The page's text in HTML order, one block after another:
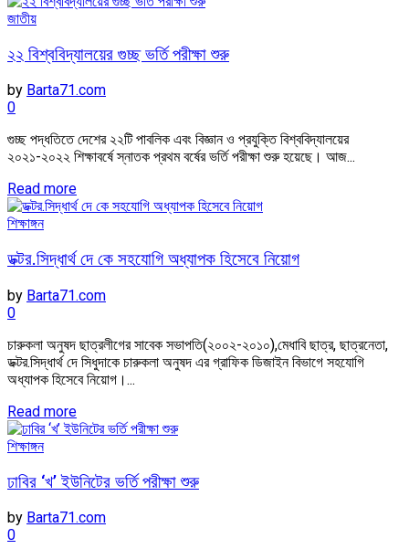
জাতীয়
২২ বিশ্ববিদ্যালয়ের গুচ্ছ ভর্তি পরীক্ষা শুরু
by Barta71.com
0
গুচ্ছ পদ্ধতিতে দেশের ২২টি পাবলিক এবং বিজ্ঞান ও প্রযুক্তি বিশ্ববিদ্যালয়ের
২০২১-২০২২ শিক্ষাবর্ষে স্নাতক প্রথম বর্ষের ভর্তি পরীক্ষা শুরু হয়েছে। আজ...
Read more
শিক্ষাঙ্গন
ডক্টর.সিদ্ধার্থ দে কে সহযোগি অধ্যাপক হিসেবে নিয়োগ
by Barta71.com
0
চারুকলা অনুষদ ছাত্রলীগের সাবেক সভাপতি(২০০২-২০১০),মেধাবি ছাত্র, ছাত্রনেতা,
ডক্টর.সিদ্ধার্থ দে সিধুদাকে চারুকলা অনুষদ এর গ্রাফিক ডিজাইন বিভাগে সহযোগি
অধ্যাপক হিসেবে নিয়োগ।...
Read more
শিক্ষাঙ্গন
ঢাবির ‘খ’ ইউনিটের ভর্তি পরীক্ষা শুরু
by Barta71.com
0